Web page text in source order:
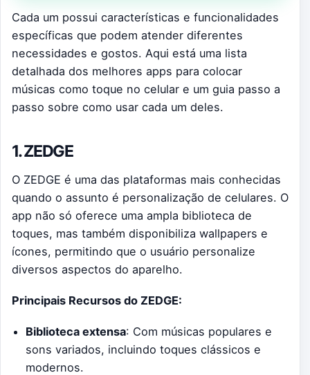
Cada um possui características e funcionalidades
específicas que podem atender diferentes
necessidades e gostos. Aqui está uma lista
detalhada dos melhores apps para colocar
músicas como toque no celular e um guia passo a
passo sobre como usar cada um deles.
1. ZEDGE
O ZEDGE é uma das plataformas mais conhecidas
quando o assunto é personalização de celulares. O
app não só oferece uma ampla biblioteca de
toques, mas também disponibiliza wallpapers e
ícones, permitindo que o usuário personalize
diversos aspectos do aparelho.
Principais Recursos do ZEDGE:
Biblioteca extensa: Com músicas populares e
sons variados, incluindo toques clássicos e
modernos.